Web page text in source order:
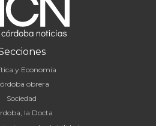
y Economía
obrera
Sociedad
la Docta